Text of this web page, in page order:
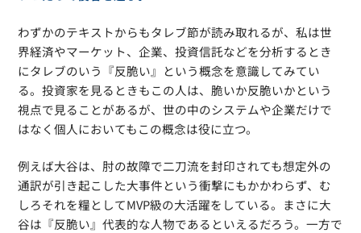
わずかのテキストからもタレブ節が読み取れるが、私は世
界経済やマーケット、企業、投資信託などを分析するとき
にタレブのいう『反脆い』という概念を意識してみてい
る。投資家を見るときもこの人は、脆いか反脆いかという
視点で見ることがあるが、世の中のシステムや企業だけで
はなく個人においてもこの概念は役に立つ。
例えば大谷は、肘の故障で二刀流を封印されても想定外の
通訳が引き起こした大事件という衝撃にもかかわらず、む
しろそれを糧としてMVP級の大活躍をしている。まさに大
谷は『反脆い』代表的な人物であるといえるだろう。一方で